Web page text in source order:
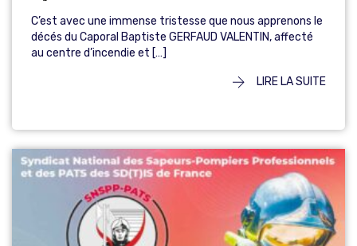
C’est avec une immense tristesse que nous apprenons le
décés du Caporal Baptiste GERFAUD VALENTIN, affecté
au centre d’incendie et […]
LIRE LA SUITE